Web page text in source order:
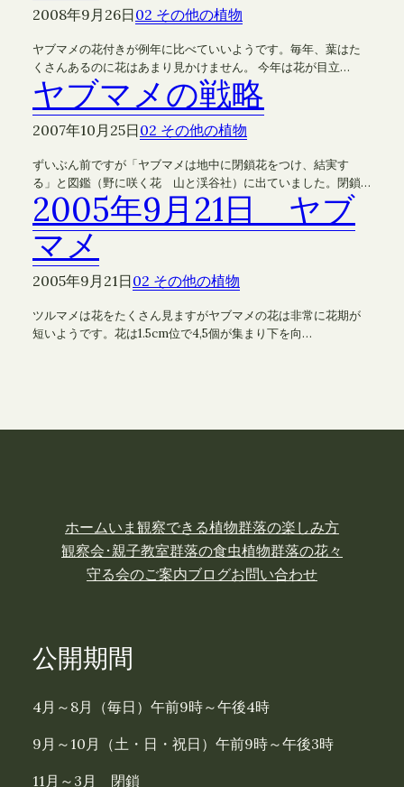
2008年9月26日02 その他の植物
ヤブマメの花付きが例年に比べていいようです。毎年、葉はた
くさんあるのに花はあまり見かけません。 今年は花が目立…
ヤブマメの戦略
2007年10月25日02 その他の植物
ずいぶん前ですが「ヤブマメは地中に閉鎖花をつけ、結実す
る」と図鑑（野に咲く花 山と渓谷社）に出ていました。閉鎖…
2005年9月21日 ヤブ
マメ
2005年9月21日02 その他の植物
ツルマメは花をたくさん見ますがヤブマメの花は非常に花期が
短いようです。花は1.5cm位で4,5個が集まり下を向…
ホームいま観察できる植物群落の楽しみ方
観察会･親子教室群落の食虫植物群落の花々
守る会のご案内ブログお問い合わせ
公開期間
4月～8月（毎日）午前9時～午後4時
9月～10月（土・日・祝日）午前9時～午後3時
11月～3月 閉鎖